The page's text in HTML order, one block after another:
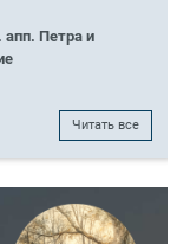
апп. Петра и
Читать все